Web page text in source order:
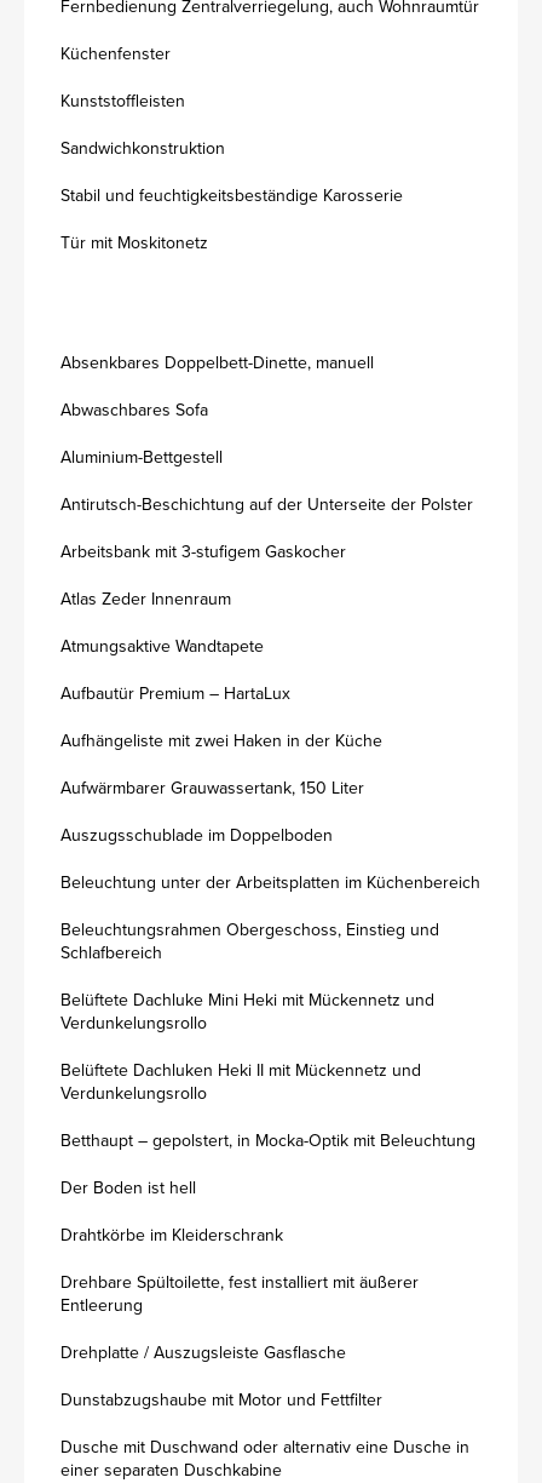
Fernbedienung Zentralverriegelung, auch Wohnraumtür
Küchenfenster
Kunststoffleisten
Sandwichkonstruktion
Stabil und feuchtigkeitsbeständige Karosserie
Tür mit Moskitonetz
Absenkbares Doppelbett-Dinette, manuell
Abwaschbares Sofa
Aluminium-Bettgestell
Antirutsch-Beschichtung auf der Unterseite der Polster
Arbeitsbank mit 3-stufigem Gaskocher
Atlas Zeder Innenraum
Atmungsaktive Wandtapete
Aufbautür Premium – HartaLux
Aufhängeliste mit zwei Haken in der Küche
Aufwärmbarer Grauwassertank, 150 Liter
Auszugsschublade im Doppelboden
Beleuchtung unter der Arbeitsplatten im Küchenbereich
Beleuchtungsrahmen Obergeschoss, Einstieg und
Schlafbereich
Belüftete Dachluke Mini Heki mit Mückennetz und
Verdunkelungsrollo
Belüftete Dachluken Heki II mit Mückennetz und
Verdunkelungsrollo
Betthaupt – gepolstert, in Mocka-Optik mit Beleuchtung
Der Boden ist hell
Drahtkörbe im Kleiderschrank
Drehbare Spültoilette, fest installiert mit äußerer
Entleerung
Drehplatte / Auszugsleiste Gasflasche
Dunstabzugshaube mit Motor und Fettfilter
Dusche mit Duschwand oder alternativ eine Dusche in
einer separaten Duschkabine